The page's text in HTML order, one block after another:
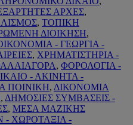
ΑΡΧΕΣ,
, ΤΟΠΙΚΗ
ΔΙΟΙΚΗΣΗ,
- ΓΕΩΡΓΙΑ -
, ΧΡΗΜΑΤΙΣΤΗΡΙΑ -
, ΦΟΡΟΛΟΓΙΑ -
- ΑΚΙΝΗΤΑ -
ΠΟΙΝΙΚΗ, ΔΙΚΟΝΟΜΙΑ
, ΔΗΜΟΣΙΕΣ ΣΥΜΒΑΣΕΙΣ -
, ΜΕΣΑ ΜΑΖΙΚΗΣ
- ΧΩΡΟΤΑΞΙΑ -